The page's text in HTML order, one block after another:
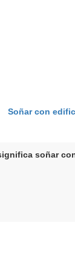
Soñar con
soñar